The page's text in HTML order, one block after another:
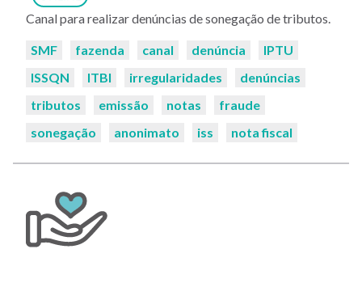
Canal para realizar denúncias de sonegação de tributos.
Palavras-
SMF fazenda canal denúncia
IPTU
ISSQN
ITBI irregularidades
denúncias
tributos
emissão notas
fraude
sonegação
anonimato iss nota fiscal